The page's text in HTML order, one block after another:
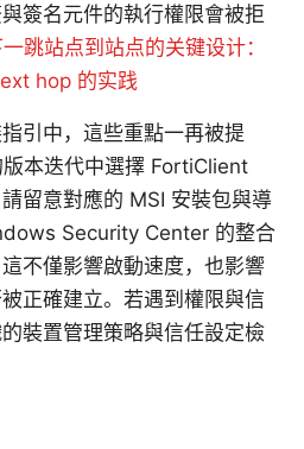
簽名元件的執行權限會被拒
跳站点到站点的关键设计：
hop 的实践
引中，這些重點一再被提
本迭代中選擇 FortiClient
留意對應的 MSI 安裝包與導
Security Center 的整合
不僅影響啟動速度，也影響
正確建立。若遇到權限與信
裝置管理策略與信任設定檢